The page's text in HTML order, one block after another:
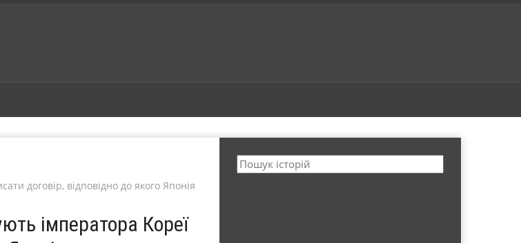
договір, відповідно до якого Японія
імператора Кореї